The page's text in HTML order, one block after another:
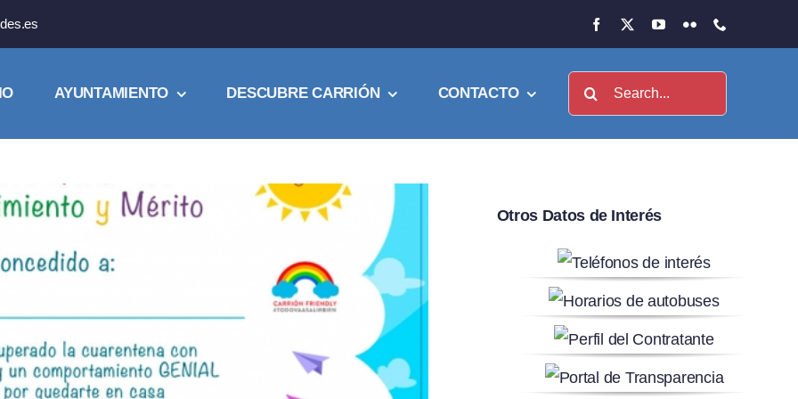
AYUNTAMIENTO DESCUBRE CARRIÓN CONTACTO Buscar:
Otros Datos de Interés